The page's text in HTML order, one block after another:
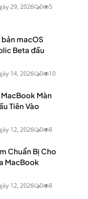
29, 2026 0 5
macOS
Beta đầu
14, 2026 0 10
Màn
Tiên Vào
12, 2026 0 8
Chuẩn Bị Cho
MacBook
12, 2026 0 8